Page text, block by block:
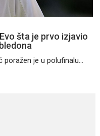
šta je prvo izjavio
je u polufinalu...